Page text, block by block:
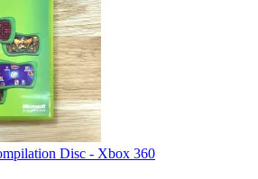
Disc - Xbox 360